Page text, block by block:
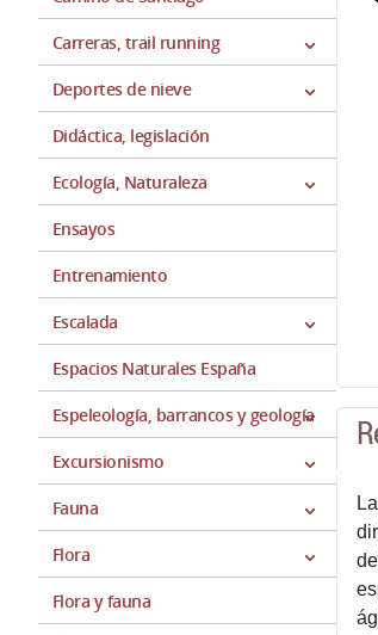
Carreras, trail running
Deportes de nieve
Didáctica, legislación
Ecología, Naturaleza
Ensayos
Entrenamiento
Escalada
Espacios Naturales España
Espeleología, barrancos y geología
Excursionismo
Fauna
Flora
Flora y fauna